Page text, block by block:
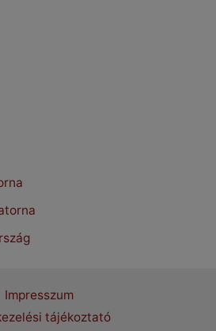
Impresszum
tájékoztató